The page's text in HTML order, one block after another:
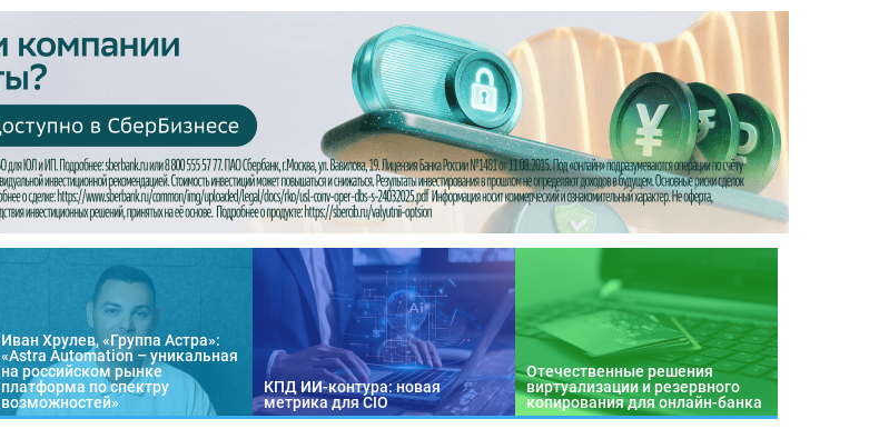
Иван Хрулев, «Группа Астра»:
«Astra Automation – уникальная
на российском рынке
платформа по спектру
возможностей»
КПД ИИ-контура: новая
метрика для CIO
Отечественные решения
виртуализации и резервного
копирования для онлайн-банка